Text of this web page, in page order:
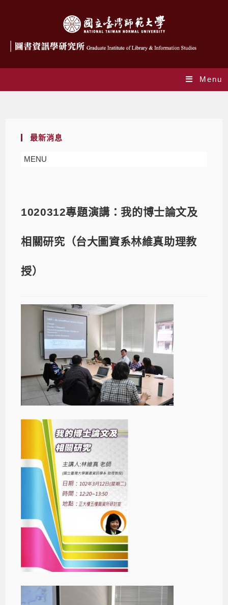
Menu
最新消息
MENU
1020312專題演講：我的博士論文及
相關研究（台大圖資系林維真助理教
授）